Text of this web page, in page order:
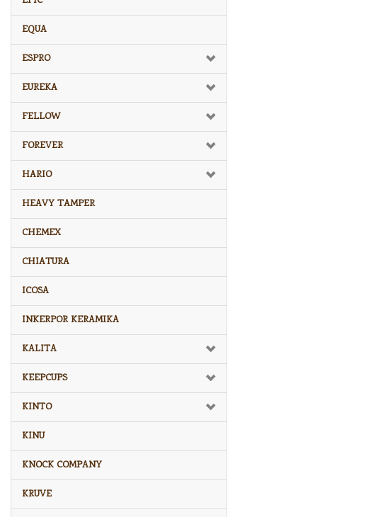
EQUA
ESPRO
EUREKA
FELLOW
FOREVER
HARIO
HEAVY TAMPER
CHEMEX
CHIATURA
ICOSA
INKERPOR KERAMIKA
KALITA
KEEPCUPS
KINTO
KINU
KNOCK COMPANY
KRUVE